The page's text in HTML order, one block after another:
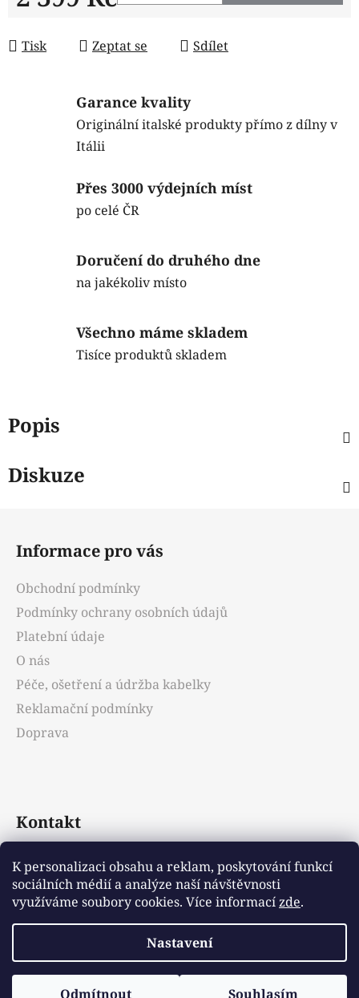
K personalizaci obsahu a reklam, poskytování funkcí
sociálních médií a analýze naší návštěvnosti
využíváme soubory cookies. Více informacízde.
Nastavení
Odmítnout Souhlasím
Tisk Zeptat se Sdílet
Garance kvality
Originální italské produkty přímo z dílny v
Itálii
Přes 3000 výdejních míst
po celé ČR
Doručení do druhého dne
na jakékoliv místo
Všechno máme skladem
Tisíce produktů skladem
Popis
Diskuze
Informace pro vás
Obchodní podmínky
Podmínky ochrany osobních údajů
Platební údaje
O nás
Péče, ošetření a údržba kabelky
Reklamační podmínky
Doprava
Kontakt
info@emotys.cz
+421903231812
Vytvořil Shoptet